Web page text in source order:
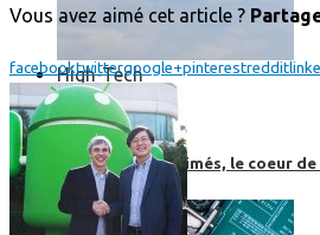
High-Tech
High-Tech
Les circuits imprimés, le coeur
Vous avez aimé cet article ?
facebooktwittergoogle+pinterestreddit